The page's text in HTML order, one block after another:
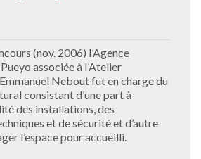
(nov. 2006) l’Agence
associée à l’Atelier
Nebout fut en charge du
consistant d’une part à
des installations, des
et de sécurité et d’autre
l’espace pour accueilli.